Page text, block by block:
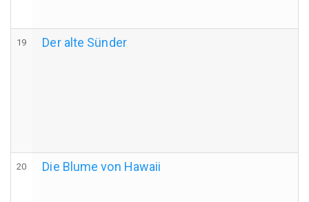
19 Der alte Sünder
20 Die Blume von Hawaii